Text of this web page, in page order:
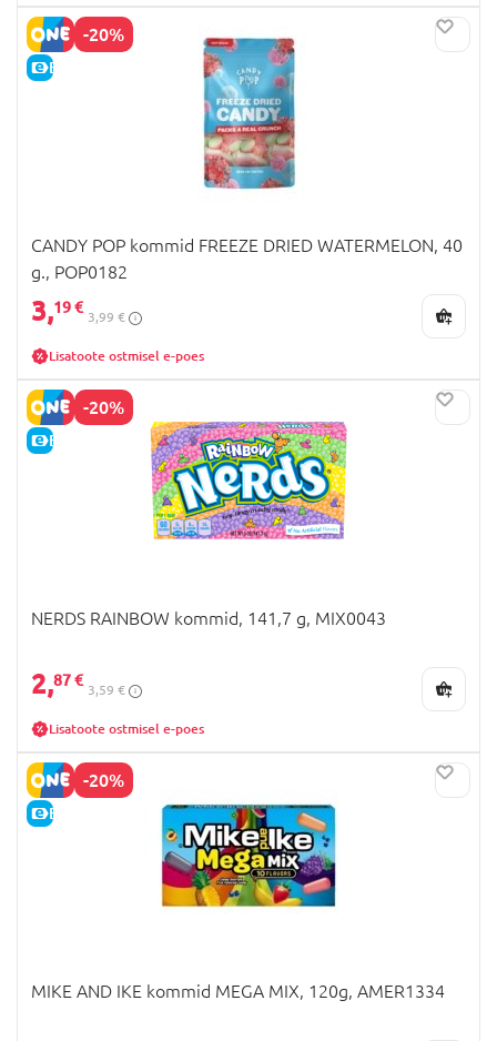
-20%
E-HIND
CANDY POP kommid FREEZE DRIED WATERMELON, 40
g., POP0182
3,19 €
3,99 €
Lisatoote ostmisel e-poes
-20%
E-HIND
NERDS RAINBOW kommid, 141,7 g, MIX0043
2,87 €
3,59 €
Lisatoote ostmisel e-poes
-20%
E-HIND
MIKE AND IKE kommid MEGA MIX, 120g, AMER1334